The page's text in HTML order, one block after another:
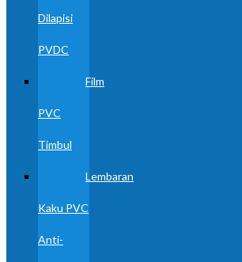
Dilapisi
PVDC
Film
PVC
Timbul
Lembaran
Kaku PVC
Anti-